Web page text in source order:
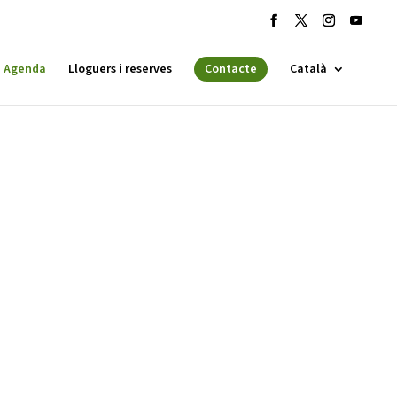
Agenda Lloguers i reserves Contacte Català
ESPLAI FORMACIÓ